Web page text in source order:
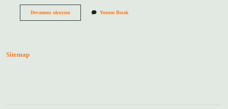
Devamını okuyunKütle
Yorum Bırak
Sitemap